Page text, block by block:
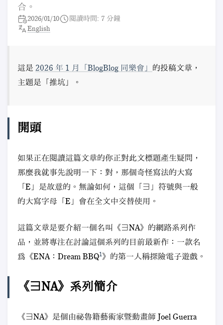
合。
2026/01/10
閱讀時間: 7 分鐘
English
這是 2026 年 1 月「BlogBlog 同樂會」 的投稿文章，
主題是「推坑」。
開頭
如果正在閱讀這篇文章的你正對此文標題產生疑問，
那麼我就事先說明一下：對，那個奇怪寫法的大寫
「E」是故意的。無論如何，這個「∃」符號與一般
的大寫字母「E」會在全文中交替使用。
這篇文章是要介紹一個名叫《∃NA》的網路系列作
品，並將專注在討論這個系列的目前最新作：一款名
爲《ENA：Dream BBQ1》的第一人稱探險電子遊戲。
《∃NA》系列簡介
《∃NA》是個由祕魯籍藝術家暨動畫師 Joel Guerra